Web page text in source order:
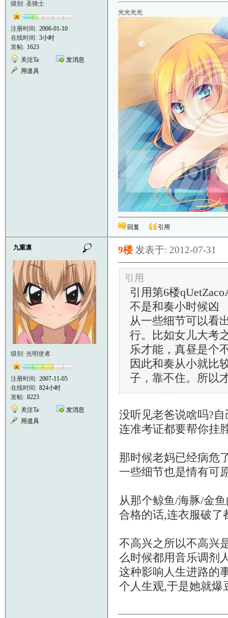
级别: 圣骑士
注册时间: 2006-01-10
在线时间: 3小时
发帖: 1623
关注Ta
发消息
用道具
光光光光
回复 引用
九重凛
级别: 光明使者
注册时间: 2007-11-05
在线时间: 824小时
发帖: 8223
关注Ta
发消息
用道具
9楼 发表于: 2012-07-31
引用
引用第6楼
不是和奏小时候凶
从一些细节可以看
行。比如女儿大考
乐才能，真昼是个
因此和奏从小就比
子，靠不住。所以
没听见老爸说啥吗?
连准考证都要帮你挂
那时候老妈已经病危
一些细节也是情有可
从那个鲸鱼/海豚/金
合格的话,连衣服破了
不高兴之所以不高兴
么时候都用音乐调剂
这种影响人生进路的
个人生观,于是她就爆